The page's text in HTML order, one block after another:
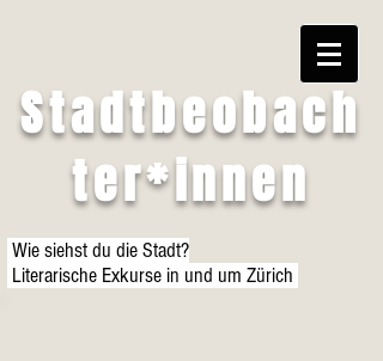
Stadtbeobach
ter*innen
Wie siehst du die Stadt?
Literarische Exkurse in und um Zürich